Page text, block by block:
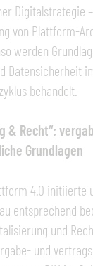
Digitalstrategie
von Plattform-
werden
Datensicherheit
behandelt.
& Recht“:
Grundlagen
4.0 initiierte
entsprechend
und
und